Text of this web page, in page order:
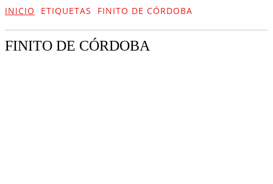
INICIO ETIQUETAS FINITO DE CÓRDOBA
FINITO DE CÓRDOBA